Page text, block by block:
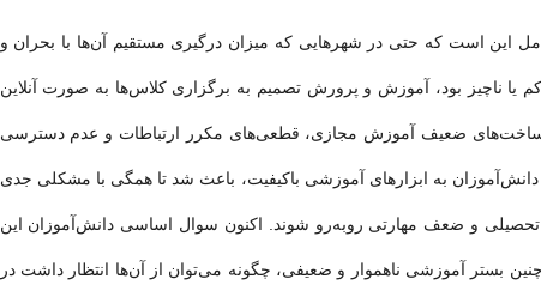
این است که حتی در شهرهایی که میزان درگیری مستقیم آن‌ها با بحران و
یا ناچیز بود، آموزش و پرورش تصمیم به برگزاری کلاس‌ها به صورت آنلاین
ضعیف آموزش مجازی، قطعی‌های مکرر ارتباطات و عدم دسترسی
به ابزارهای آموزشی باکیفیت، باعث شد تا همگی با مشکلی جدی
تحصیلی و ضعف مهارتی روبه‌رو شوند. اکنون سوال اساسی دانش‌آموزان این
بستر آموزشی ناهموار و ضعیفی، چگونه می‌توان از آن‌ها انتظار داشت در